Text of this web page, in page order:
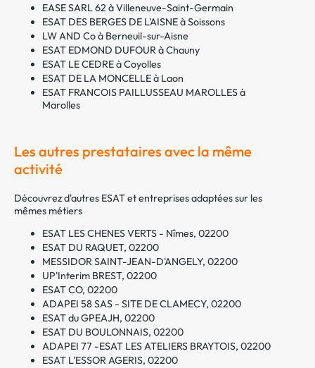
EASE SARL 62 à Villeneuve-Saint-Germain
ESAT DES BERGES DE L'AISNE à Soissons
LW AND Co à Berneuil-sur-Aisne
ESAT EDMOND DUFOUR à Chauny
ESAT LE CEDRE à Coyolles
ESAT DE LA MONCELLE à Laon
ESAT FRANCOIS PAILLUSSEAU MAROLLES à
Marolles
Les autres prestataires avec la même
activité
Découvrez d'autres ESAT et entreprises adaptées sur les
mêmes métiers
ESAT LES CHENES VERTS - Nîmes, 02200
ESAT DU RAQUET, 02200
MESSIDOR SAINT-JEAN-D'ANGELY, 02200
UP'Interim BREST, 02200
ESAT CO, 02200
ADAPEI 58 SAS - SITE DE CLAMECY, 02200
ESAT du GPEAJH, 02200
ESAT DU BOULONNAIS, 02200
ADAPEI 77 -ESAT LES ATELIERS BRAYTOIS, 02200
ESAT L'ESSOR AGERIS, 02200